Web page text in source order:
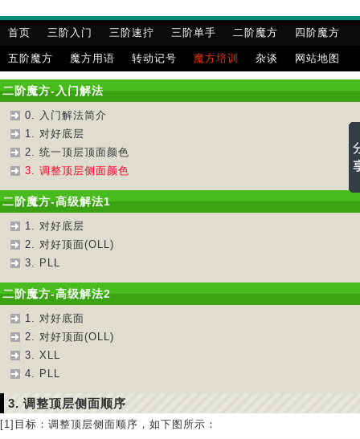
首页 三阶入门 三阶速拧 三阶单手 二阶魔方 四阶魔方
五阶魔方 魔方用语 转动记号 魔方培训 杂谈 网站地图
二阶魔方-入门解法
0. 入门解法简介
1. 对好底层
2. 统一顶层顶面颜色
3. 调整顶层侧面颜色
二阶魔方-高级解法1
1. 对好底层
2. 对好顶面(OLL)
3. PLL
二阶魔方-高级解法2
1. 对好底面
2. 对好顶面(OLL)
3. XLL
4. PLL
3. 调整顶层侧面顺序
[1]目标：调整顶层侧面顺序，如下图所示：